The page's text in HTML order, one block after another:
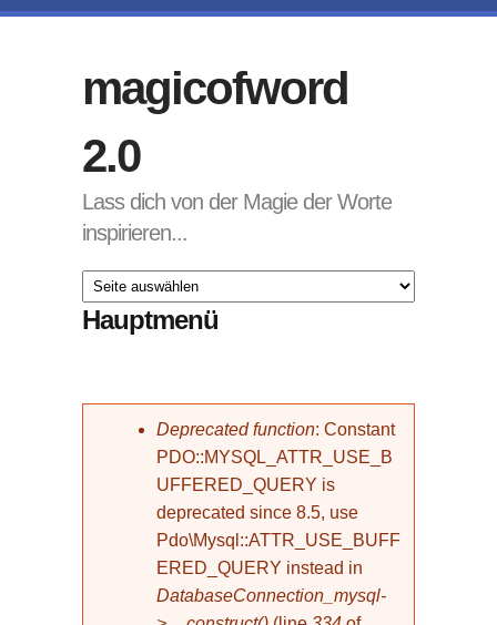
magicofword
2.0
Lass dich von der Magie der Worte
inspirieren...
Hauptmenü
Fehlermeldung
Deprecated function: Constant
PDO::MYSQL_ATTR_USE_B
UFFERED_QUERY is
deprecated since 8.5, use
Pdo\Mysql::ATTR_USE_BUFF
ERED_QUERY instead in
DatabaseConnection_mysql-